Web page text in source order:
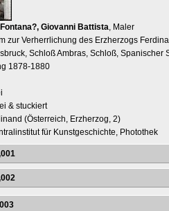
Fontana?, Giovanni Battista , Maler
zur Verherrlichung des Erzherzogs
Schloß Ambras, Schloß, Spanischer
1878-1880
& stuckiert
(Österreich, Erzherzog, 2)
für Kunstgeschichte, Photothek